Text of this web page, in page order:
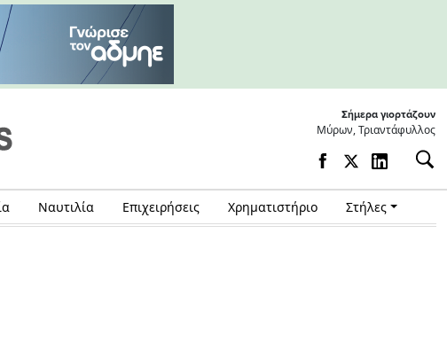
Σήμερα γιορτάζουν
Μύρων, Τριαντάφυλλος
Ναυτιλία Επιχειρήσεις Χρηματιστήριο Στήλες